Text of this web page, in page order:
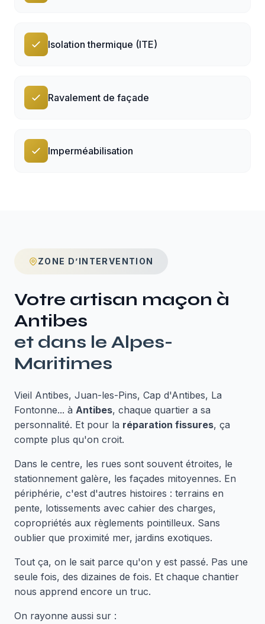
Isolation thermique (ITE)
Ravalement de façade
Imperméabilisation
ZONE D’INTERVENTION
Votre artisan maçon à
Antibes
et dans le Alpes-
Maritimes
Vieil Antibes, Juan-les-Pins, Cap d'Antibes, La
Fontonne... à Antibes, chaque quartier a sa
personnalité. Et pour la réparation fissures, ça
compte plus qu'on croit.
Dans le centre, les rues sont souvent étroites, le
stationnement galère, les façades mitoyennes. En
périphérie, c'est d'autres histoires : terrains en
pente, lotissements avec cahier des charges,
copropriétés aux règlements pointilleux. Sans
oublier que proximité mer, jardins exotiques.
Tout ça, on le sait parce qu'on y est passé. Pas une
seule fois, des dizaines de fois. Et chaque chantier
nous apprend encore un truc.
On rayonne aussi sur :